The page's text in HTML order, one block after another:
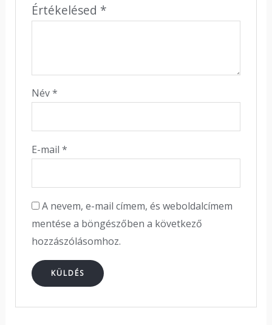
Értékelésed *
Név*
E-mail*
A nevem, e-mail címem, és weboldalcímem
mentése a böngészőben a következő
hozzászólásomhoz.